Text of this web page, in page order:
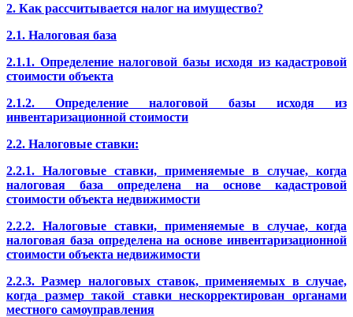
2. Как рассчитывается налог на имущество?
2.1. Налоговая база
2.1.1. Определение налоговой базы исходя из кадастровой
стоимости объекта
2.1.2. Определение налоговой базы исходя из
инвентаризационной стоимости
2.2. Налоговые ставки:
2.2.1. Налоговые ставки, применяемые в случае, когда
налоговая база определена на основе кадастровой
стоимости объекта недвижимости
2.2.2. Налоговые ставки, применяемые в случае, когда
налоговая база определена на основе инвентаризационной
стоимости объекта недвижимости
2.2.3. Размер налоговых ставок, применяемых в случае,
когда размер такой ставки нескорректирован органами
местного самоуправления